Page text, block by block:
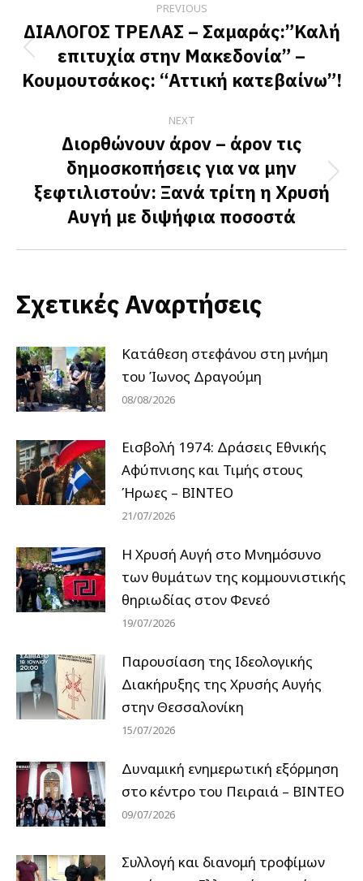
navigation
PREVIOUS
Previous
post:
ΔΙΑΛΟΓΟΣ ΤΡΕΛΑΣ – Σαμαράς:”Καλή
επιτυχία στην Μακεδονία” –
Κουμουτσάκος: “Αττική κατεβαίνω”!
NEXT
Next
post:
Διορθώνουν άρον – άρον τις
δημοσκοπήσεις για να μην
ξεφτιλιστούν: Ξανά τρίτη η Χρυσή
Αυγή με διψήφια ποσοστά
Σχετικές Αναρτήσεις
Κατάθεση στεφάνου στη μνήμη
του Ίωνος Δραγούμη
08/08/2026
Εισβολή 1974: Δράσεις Εθνικής
Αφύπνισης και Τιμής στους
Ήρωες – ΒΙΝΤΕΟ
21/07/2026
Η Χρυσή Αυγή στο Μνημόσυνο
των θυμάτων της κομμουνιστικής
θηριωδίας στον Φενεό
19/07/2026
Παρουσίαση της Ιδεολογικής
Διακήρυξης της Χρυσής Αυγής
στην Θεσσαλονίκη
15/07/2026
Δυναμική ενημερωτική εξόρμηση
στο κέντρο του Πειραιά – ΒΙΝΤΕΟ
09/07/2026
Συλλογή και διανομή τροφίμων